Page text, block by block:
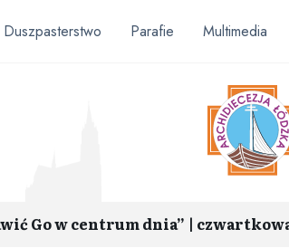
Duszpasterstwo Parafie Multimedia
Go w centrum dnia” |